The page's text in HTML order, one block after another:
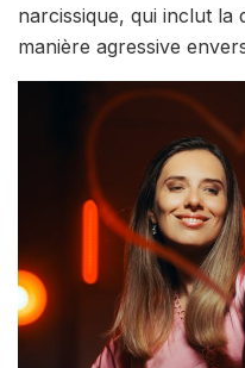
narcissique, qui inclut la
manière agressive